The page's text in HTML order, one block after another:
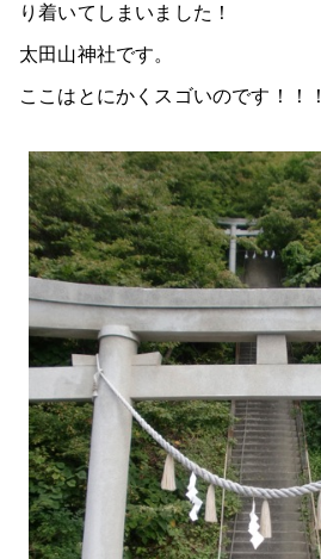
り着いてしまいました！
太田山神社です。
ここはとにかくスゴいのです！！！